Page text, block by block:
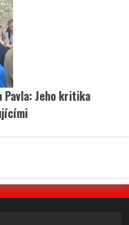
Pavla: Jeho kritika